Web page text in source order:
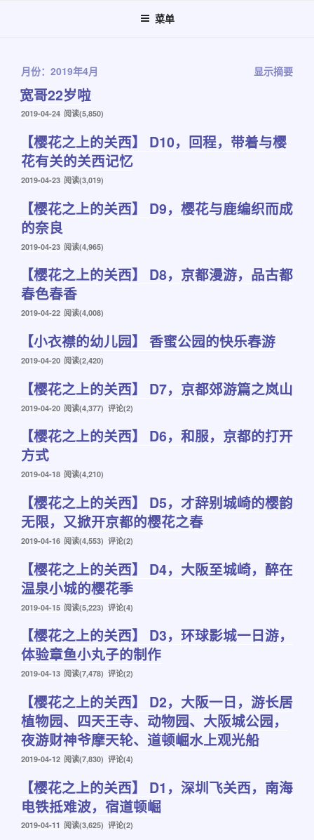
菜单
显示摘要
月份：2019年4月
宽哥22岁啦
发
2019-04-24 阅读(5,850)
【樱花之上的关西】 D10，回程，带着与樱
花有关的关西记忆
发
2019-04-23 阅读(3,019)
【樱花之上的关西】 D9，樱花与鹿编织而成
的奈良
发
2019-04-23 阅读(4,965)
【樱花之上的关西】 D8，京都漫游，品古都
春色春香
发
2019-04-22 阅读(4,008)
【小衣襟的幼儿园】 香蜜公园的快乐春游
发
2019-04-20 阅读(2,420)
【樱花之上的关西】 D7，京都郊游篇之岚山
发
2019-04-20 阅读(4,377) 评论(2)
【樱花之上的关西】 D6，和服，京都的打开
方式
发
2019-04-18 阅读(4,210)
【樱花之上的关西】 D5，才辞别城崎的樱韵
无限，又掀开京都的樱花之春
发
2019-04-16 阅读(4,553) 评论(2)
【樱花之上的关西】 D4，大阪至城崎，醉在
温泉小城的樱花季
发
2019-04-15 阅读(5,223) 评论(4)
【樱花之上的关西】 D3，环球影城一日游，
体验章鱼小丸子的制作
发
2019-04-13 阅读(7,478) 评论(2)
【樱花之上的关西】 D2，大阪一日，游长居
植物园、四天王寺、动物园、大阪城公园，
夜游财神爷摩天轮、道顿崛水上观光船
发
2019-04-12 阅读(7,830) 评论(4)
【樱花之上的关西】 D1，深圳飞关西，南海
电铁抵难波，宿道顿崛
发
2019-04-11 阅读(3,625) 评论(2)